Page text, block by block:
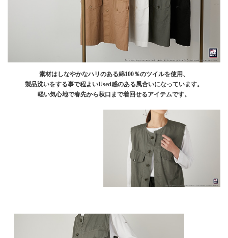
素材はしなやかなハリのある綿100％のツイルを使用、
製品洗いをする事で程よいUsed感のある風合いになっています。
軽い気心地で春先から秋口まで着回せるアイテムです。